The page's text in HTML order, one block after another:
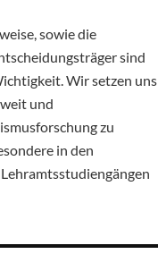
sowie die
sind
Wir setzen uns
und
zu
in den